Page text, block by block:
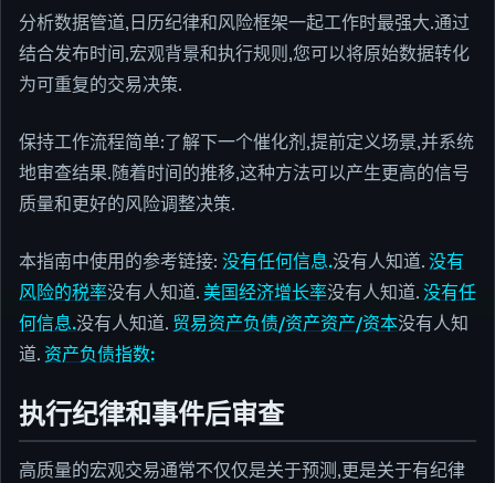
分析数据管道,日历纪律和风险框架一起工作时最强大.通过
结合发布时间,宏观背景和执行规则,您可以将原始数据转化
为可重复的交易决策.
保持工作流程简单:了解下一个催化剂,提前定义场景,并系统
地审查结果.随着时间的推移,这种方法可以产生更高的信号
质量和更好的风险调整决策.
本指南中使用的参考链接: 没有任何信息.没有人知道.没有
风险的税率没有人知道.美国经济增长率没有人知道.没有任
何信息.没有人知道. 贸易资产负债/资产资产/资本没有人知
道. 资产负债指数:
执行纪律和事件后审查
高质量的宏观交易通常不仅仅是关于预测,更是关于有纪律